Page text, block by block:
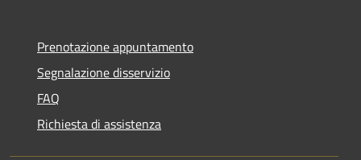
Prenotazione appuntamento
Segnalazione disservizio
FAQ
Richiesta di assistenza